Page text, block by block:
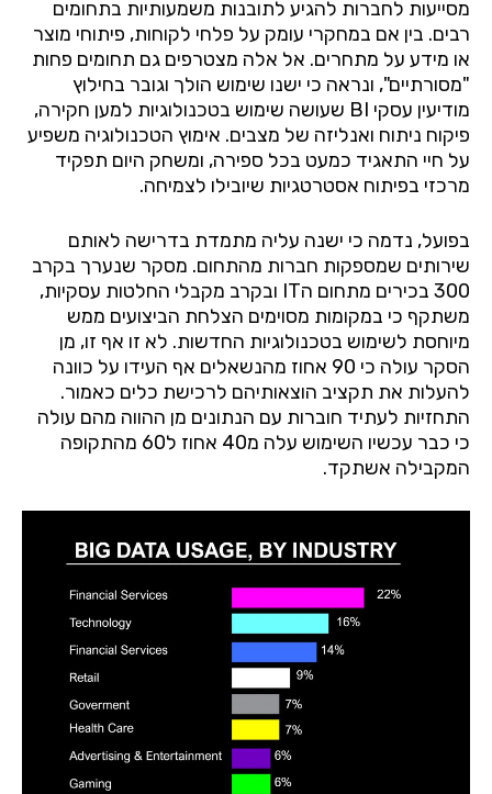
מסייעות לחברות להגיע לתובנות משמעותיות בתחומים
רבים. בין אם במחקרי עומק על פלחי לקוחות, פיתוחי מוצר
או מידע על מתחרים. אל אלה מצטרפים גם תחומים פחות
"מסורתיים", ונראה כי ישנו שימוש הולך וגובר בחילוץ
מודיעין עסקי שעושה שימוש בטכנולוגיות למען חקירה,
פיקוח ניתוח ואנליזה של מצבים. אימוץ הטכנולוגיה משפיע
על חיי התאגיד כמעט בכל ספירה, ומשחק היום תפקיד
מרכזי בפיתוח אסטרטגיות שיובילו לצמיחה.
בפועל, נדמה כי ישנה עליה מתמדת בדרישה לאותם
שירותים שמספקות חברות מהתחום. מסקר שנערך בקרב
300 בכירים מתחום הIT ובקרב מקבלי החלטות עסקיות,
משתקף כי במקומות מסוימים הצלחת הביצועים ממש
מיוחסת לשימוש בטכנולוגיות החדשות. לא זו אף זו, מן
הסקר עולה כי אחוז מהנשאלים אף העידו על כוונה
להעלות את תקציב הוצאותיהם לרכישת כלים כאמור.
התחזיות לעתיד חוברות עם הנתונים מן ההווה מהם עולה
כי כבר עכשיו השימוש עלה מ40 אחוז ל60 מהתקופה
המקבילה אשתקד.